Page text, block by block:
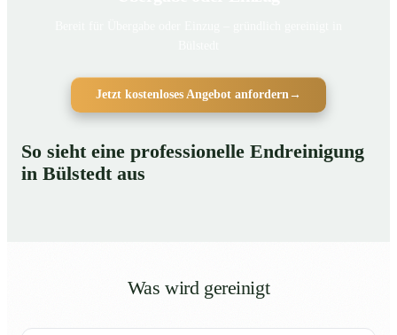
Jetzt kostenloses Angebot anfordern →
So sieht eine professionelle Endreinigung
in Bülstedt aus
Was wird gereinigt